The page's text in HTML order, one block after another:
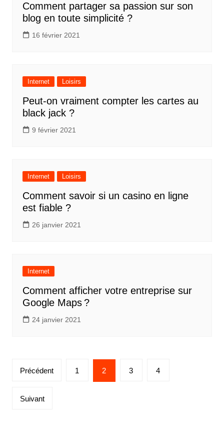
Comment partager sa passion sur son
blog en toute simplicité ?
16 février 2021
Internet Loisirs
Peut-on vraiment compter les cartes au
black jack ?
9 février 2021
Internet Loisirs
Comment savoir si un casino en ligne
est fiable ?
26 janvier 2021
Internet
Comment afficher votre entreprise sur
Google Maps ?
24 janvier 2021
Pagination
publications
Précédent 1 2 3 4
Suivant